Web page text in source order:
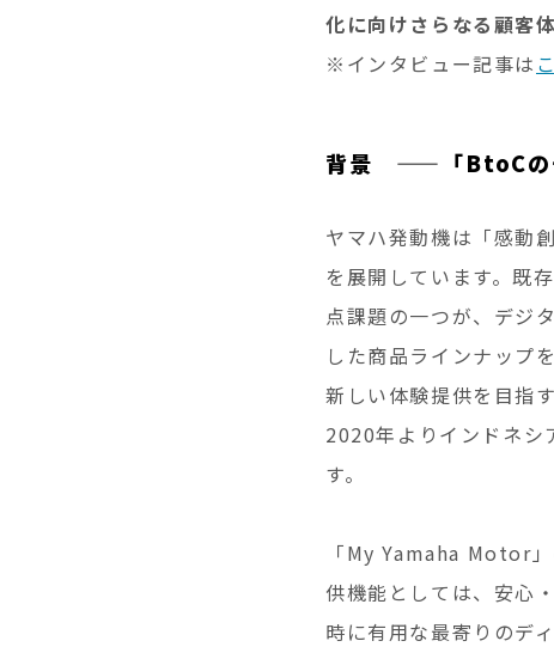
化に向けさらなる顧客
※インタビュー記事は
背景 ——「BtoCのデ
ヤマハ発動機は「感動
を展開しています。既
点課題の一つが、デジ
した商品ラインナップ
新しい体験提供を目指
2020年よりインドネ
す。
「My Yamaha Motor
供機能としては、安心
時に有用な最寄りのデ